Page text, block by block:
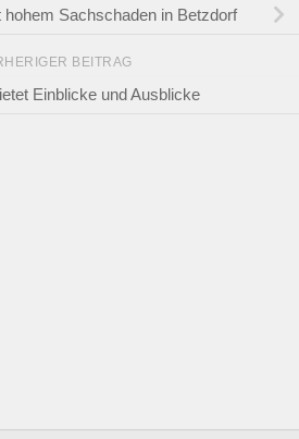
hohem Sachschaden in Betzdorf
BEITRAG
Einblicke und Ausblicke